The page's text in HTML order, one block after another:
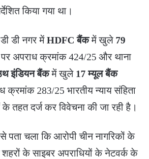
किया गया था।
डी डी नगर मेंHDFC बैंकमें खुले 79
अपराध क्रमांक 424/25 और थाना
इंडियन बैंकमें खुले 17 म्यूल बैंक
क्रमांक 283/25 भारतीय न्याय संहिता
तहत दर्ज कर विवेचना की जा रही है।
पता चला कि आरोपी चीन नागरिकों के
के साइबर अपराधियों के नेटवर्क के